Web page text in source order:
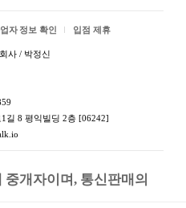
명:상세정보별도표기 / 모
에 대한 사항:상세정보별
표기
별도표기
자 정보 확인 입점 제휴
사 / 박정신
길 8 평익빌딩 2층 [06242]
개자이며, 통신판매의